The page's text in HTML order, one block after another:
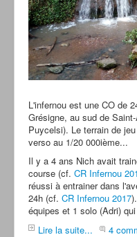
L'infernou est une CO de
Grésigne, au sud de
Puycelsi). Le terrain de
verso au 1/20 000ième...
Il y a 4 ans Nich avait
course (cf. CR Infernou
réussi à entrainer dans
24h (cf. CR Infernou 2017
équipes et 1 solo (Adri)
Lire la suite...
4